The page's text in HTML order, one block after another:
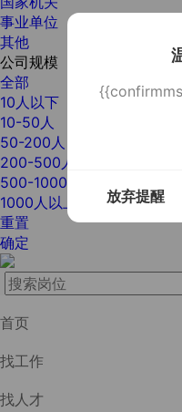
放弃提醒
事业单位
其他
公司规模
全部
10人以下
10-50人
50-200人
200-500人
500-1000人
1000人以上
重置
确定
首页
找工作
找人才